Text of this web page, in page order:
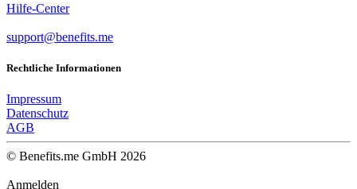
Hilfe-Center
support@benefits.me
Rechtliche Informationen
Impressum
Datenschutz
AGB
© Benefits.me GmbH 2026
Anmelden